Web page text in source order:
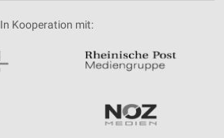
In Kooperation mit: